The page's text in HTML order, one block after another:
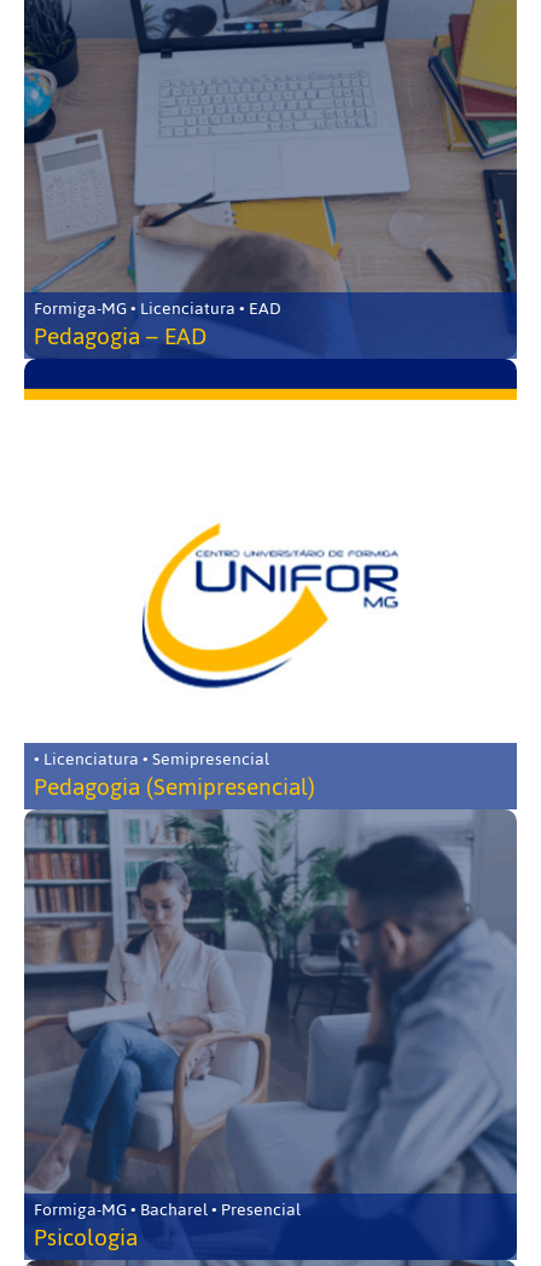
Formiga-MG • Licenciatura • EAD
Pedagogia – EAD
• Licenciatura • Semipresencial
Pedagogia (Semipresencial)
Formiga-MG • Bacharel • Presencial
Psicologia